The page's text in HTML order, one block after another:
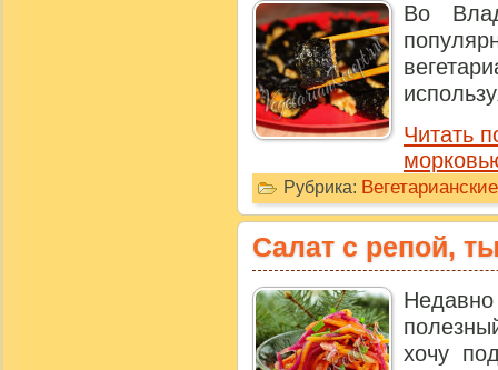
Во
Читать
Рубрика:
Салат с репой,
хочу